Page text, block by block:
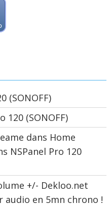
(SONOFF)
120 (SONOFF)
dans Home
NSPanel Pro 120
+/- Dekloo.net
audio en 5mn chrono !